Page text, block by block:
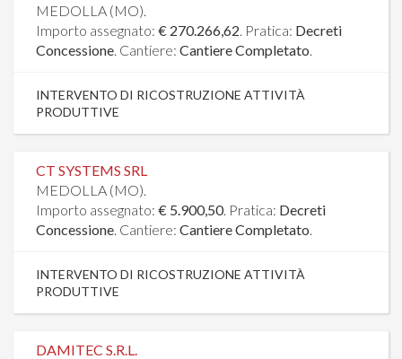
MEDOLLA (MO).
Importo assegnato: € 270.266,62. Pratica: Decreti
Concessione. Cantiere: Cantiere Completato.
INTERVENTO DI RICOSTRUZIONE ATTIVITÀ
PRODUTTIVE
CT SYSTEMS SRL
MEDOLLA (MO).
Importo assegnato: € 5.900,50. Pratica: Decreti
Concessione. Cantiere: Cantiere Completato.
INTERVENTO DI RICOSTRUZIONE ATTIVITÀ
PRODUTTIVE
DAMITEC S.R.L.